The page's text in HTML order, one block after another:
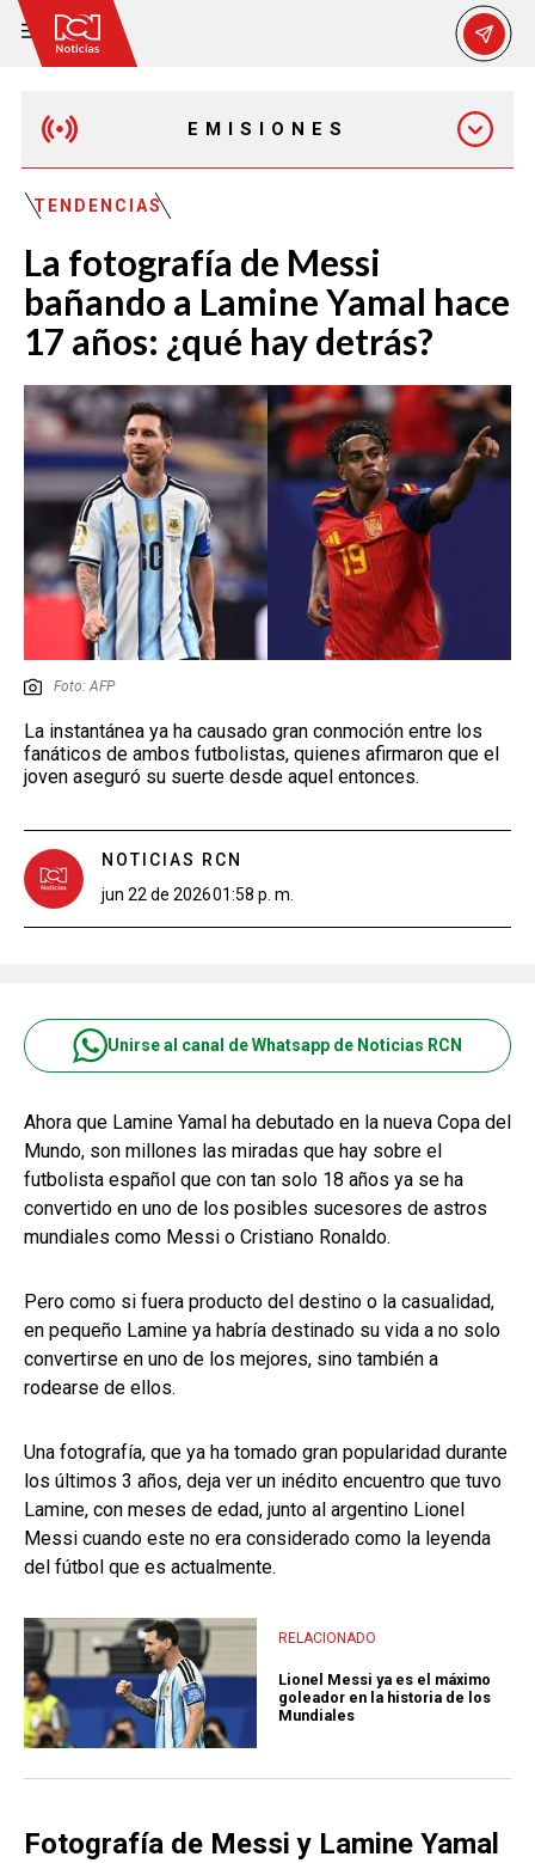
EMISIONES
MAÑANA EXPRESS
EMISIÓN 12:30 PM
EMISIÓN 7:00 PM
EMISIÓN 11:30 PM
TENDENCIAS
La fotografía de Messi
bañando a Lamine Yamal hace
17 años: ¿qué hay detrás?
Foto: AFP
La instantánea ya ha causado gran conmoción entre los
fanáticos de ambos futbolistas, quienes afirmaron que el
joven aseguró su suerte desde aquel entonces.
NOTICIAS RCN
jun 22 de 202601:58 p. m.
Unirse al canal de Whatsapp de Noticias RCN
Ahora que Lamine Yamal ha debutado en la nueva Copa del
Mundo, son millones las miradas que hay sobre el
futbolista español que con tan solo 18 años ya se ha
convertido en uno de los posibles sucesores de astros
mundiales como Messi o Cristiano Ronaldo.
Pero como si fuera producto del destino o la casualidad,
en pequeño Lamine ya habría destinado su vida a no solo
convertirse en uno de los mejores, sino también a
rodearse de ellos.
Una fotografía, que ya ha tomado gran popularidad durante
los últimos 3 años, deja ver un inédito encuentro que tuvo
Lamine, con meses de edad, junto al argentino Lionel
Messi cuando este no era considerado como la leyenda
del fútbol que es actualmente.
RELACIONADO
Lionel Messi ya es el máximo
goleador en la historia de los
Mundiales
Fotografía de Messi y Lamine Yamal